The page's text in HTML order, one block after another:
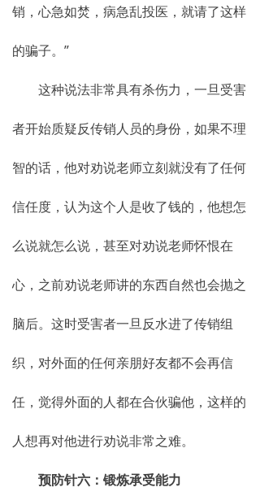
销，心急如焚，病急乱投医，就请了这样
的骗子。”
这种说法非常具有杀伤力，一旦受害
者开始质疑反传销人员的身份，如果不理
智的话，他对劝说老师立刻就没有了任何
信任度，认为这个人是收了钱的，他想怎
么说就怎么说，甚至对劝说老师怀恨在
心，之前劝说老师讲的东西自然也会抛之
脑后。这时受害者一旦反水进了传销组
织，对外面的任何亲朋好友都不会再信
任，觉得外面的人都在合伙骗他，这样的
人想再对他进行劝说非常之难。
预防针六：锻炼承受能力